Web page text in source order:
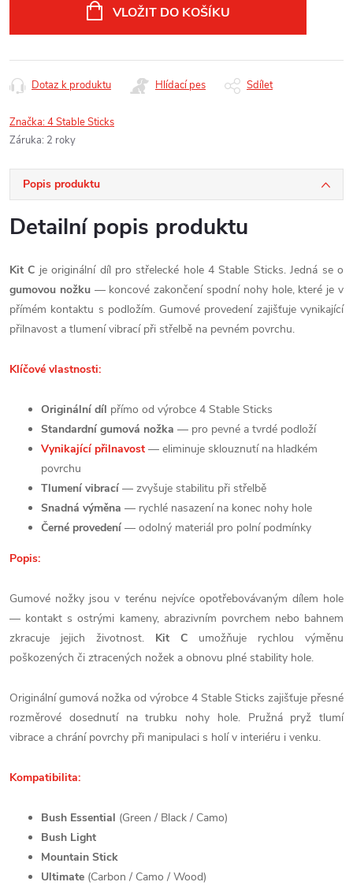
VLOŽIT DO KOŠÍKU
Dotaz k produktu Hlídací pes Sdílet
Značka:4 Stable Sticks
Záruka: 2 roky
Popis produktu
Detailní popis produktu
Kit C je originální díl pro střelecké hole 4 Stable Sticks. Jedná se o
gumovou nožku— koncové zakončení spodní nohy hole, které je v
přímém kontaktu s podložím. Gumové provedení zajišťuje vynikající
přilnavost a tlumení vibrací při střelbě na pevném povrchu.
Klíčové vlastnosti:
Originální díl přímo od výrobce 4 Stable Sticks
Standardní gumová nožka — pro pevné a tvrdé podloží
Vynikající přilnavost — eliminuje sklouznutí na hladkém
povrchu
Tlumení vibrací — zvyšuje stabilitu při střelbě
Snadná výměna — rychlé nasazení na konec nohy hole
Černé provedení — odolný materiál pro polní podmínky
Popis:
Gumové nožky jsou v terénu nejvíce opotřebovávaným dílem hole
— kontakt s ostrými kameny, abrazivním povrchem nebo bahnem
zkracuje jejich životnost. Kit C umožňuje rychlou výměnu
poškozených či ztracených nožek a obnovu plné stability hole.
Originální gumová nožka od výrobce 4 Stable Sticks zajišťuje přesné
rozměrové dosednutí na trubku nohy hole. Pružná pryž tlumí
vibrace a chrání povrchy při manipulaci s holí v interiéru i venku.
Kompatibilita:
Bush Essential (Green / Black / Camo)
Bush Light
Mountain Stick
Ultimate (Carbon / Camo / Wood)